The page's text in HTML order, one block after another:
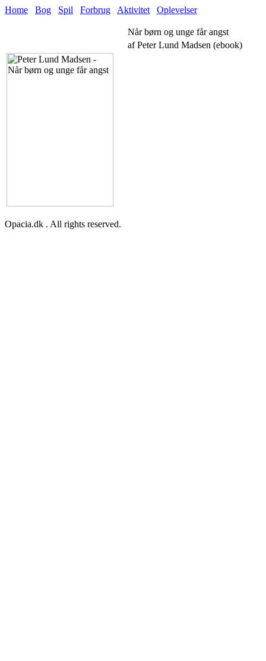
Home Bog Spil Forbrug Aktivitet Oplevelser
Når børn og unge får angst
af Peter Lund Madsen (ebook)
Opacia.dk . All rights reserved.